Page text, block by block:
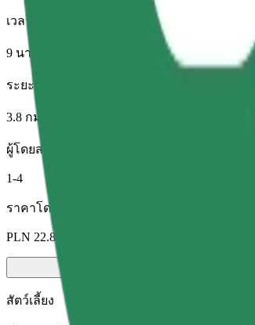
เวลาเดินทางโดยประมาณ
9 นาที
ระยะทางโดยประมาณ
3.8 กม.
ผู้โดยสาร
1-4
ราคาโดยประมาณ
PLN 22.80
สัตว์เลี้ยง